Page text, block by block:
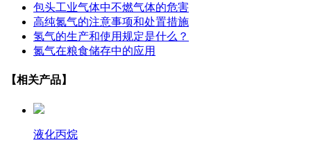
包头工业气体中不燃气体的危害
高纯氮气的注意事项和处置措施
氢气的生产和使用规定是什么？
氮气在粮食储存中的应用
【相关产品】
液化丙烷